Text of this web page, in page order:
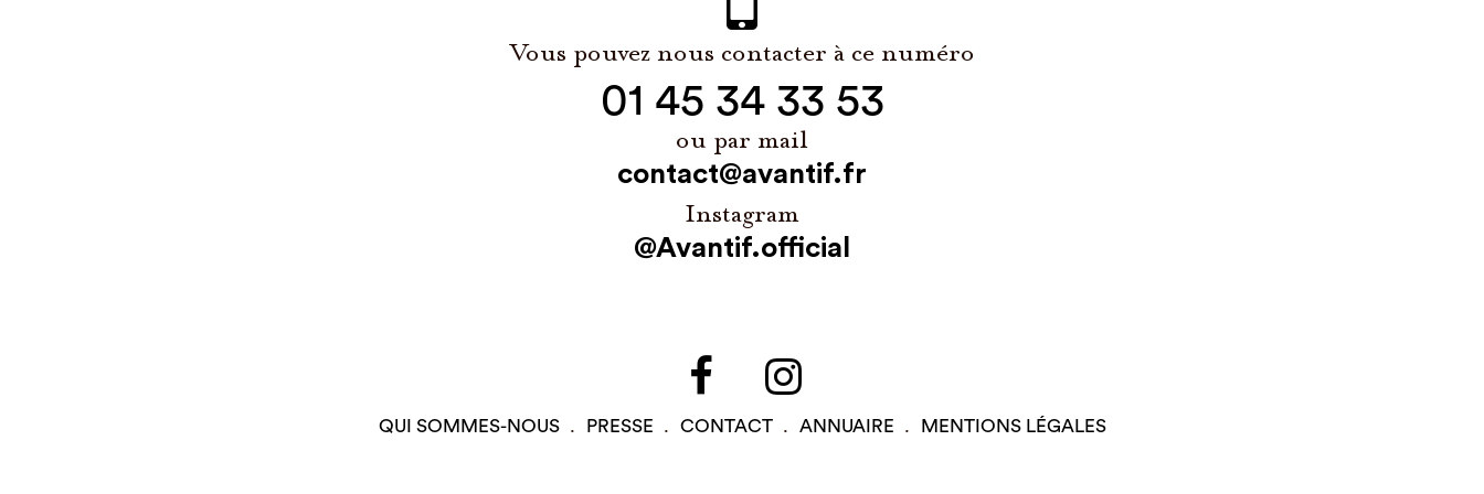
Vous pouvez nous contacter à ce numéro
01 45 34 33 53
ou par mail
contact@avantif.fr
Instagram
@Avantif.official
QUI SOMMES-NOUS PRESSE CONTACT ANNUAIRE MENTIONS LÉGALES